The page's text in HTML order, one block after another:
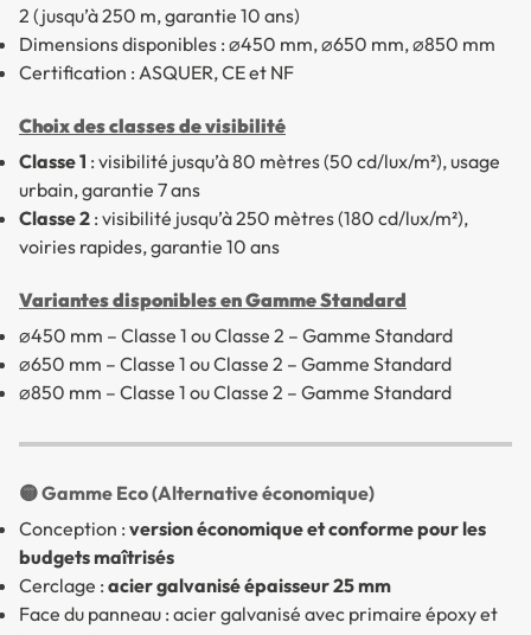
2 (jusqu’à 250 m, garantie 10 ans)
Dimensions disponibles : ⌀450 mm, ⌀650 mm, ⌀850 mm
Certification : ASQUER, CE et NF
Choix des classes de visibilité
Classe 1 : visibilité jusqu’à 80 mètres (50 cd/lux/m²), usage
urbain, garantie 7 ans
Classe 2 : visibilité jusqu’à 250 mètres (180 cd/lux/m²),
voiries rapides, garantie 10 ans
Variantes disponibles en Gamme Standard
⌀450 mm – Classe 1 ou Classe 2 – Gamme Standard
⌀650 mm – Classe 1 ou Classe 2 – Gamme Standard
⌀850 mm – Classe 1 ou Classe 2 – Gamme Standard
🟡 Gamme Eco (Alternative économique)
Conception : version économique et conforme pour les
budgets maîtrisés
Cerclage : acier galvanisé épaisseur 25 mm
Face du panneau : acier galvanisé avec primaire époxy et